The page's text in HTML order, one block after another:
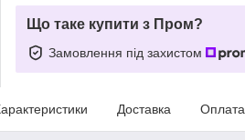
Що таке купити з Пром?
Замовлення під захистом
Доставка Оплата